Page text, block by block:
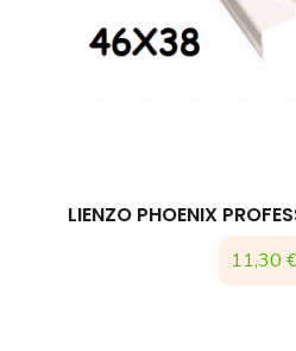
LIENZO PHOENIX
11,30 €